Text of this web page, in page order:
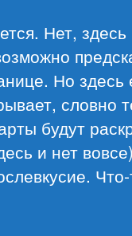
Нет, здесь
Но здесь
словно
будут
и нет